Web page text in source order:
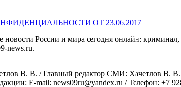
ОТ 23.06.2017
новости России и мира сегодня онлайн:
news.ru.
B. B. / Главный редактор СМИ: Хaчeтлoв B. B.
E-mail: news09ru@yandex.ru / Телефон: +7